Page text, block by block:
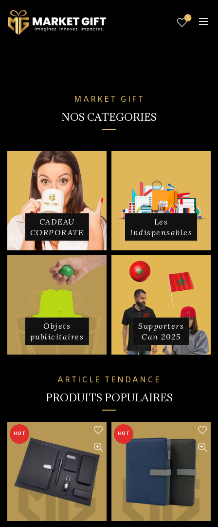
0
MARKET GIFT
NOS CATEGORIES
CADEAU
CORPORATE
Les
Indispensables
Objets
publicitaires
Supporters
Can 2025
ARTICLE TENDANCE
PRODUITS POPULAIRES
HOT HOT